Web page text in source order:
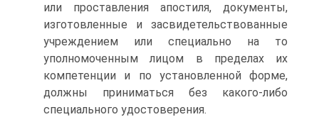
или проставления апостиля, документы,
изготовленные и засвидетельствованные
учреждением или специально на то
уполномоченным лицом в пределах их
компетенции и по установленной форме,
должны приниматься без какого-либо
специального удостоверения.